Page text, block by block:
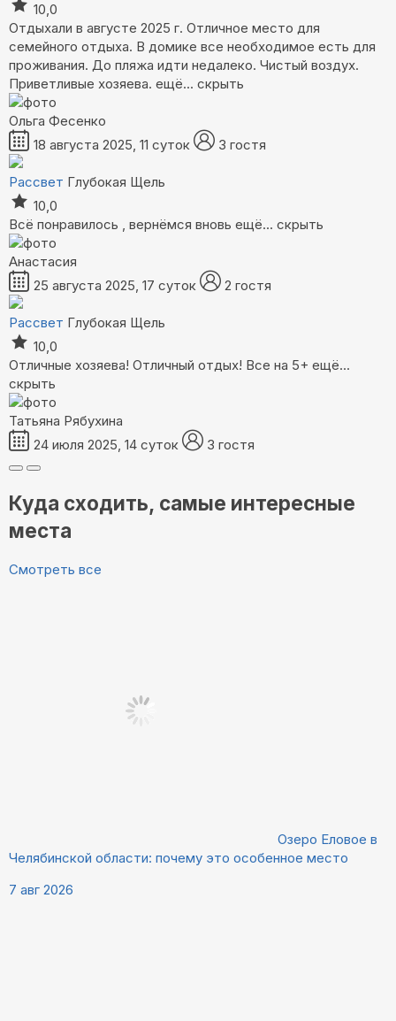
10,0
Отдыхали в августе 2025 г. Отличное место для
семейного отдыха. В домике все необходимое есть для
проживания. До пляжа идти недалеко. Чистый воздух.
Приветливые хозяева. ещё... скрыть
Ольга Фесенко
18 августа 2025, 11 суток
3 гостя
Рассвет Глубокая Щель
10,0
Всё понравилось , вернёмся вновь ещё... скрыть
Анастасия
25 августа 2025, 17 суток
2 гостя
Рассвет Глубокая Щель
10,0
Отличные хозяева! Отличный отдых! Все на 5+ ещё...
скрыть
Татьяна Рябухина
24 июля 2025, 14 суток
3 гостя
Куда сходить, самые интересные
места
Смотреть все
Озеро Еловое в
Челябинской области: почему это особенное место
7 авг 2026